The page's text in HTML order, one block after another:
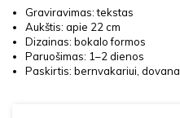
Graviravimas: tekstas
Aukštis: apie 22 cm
Dizainas: bokalo formos
Paruošimas: 1–2 dienos
Paskirtis: bernvakariui,